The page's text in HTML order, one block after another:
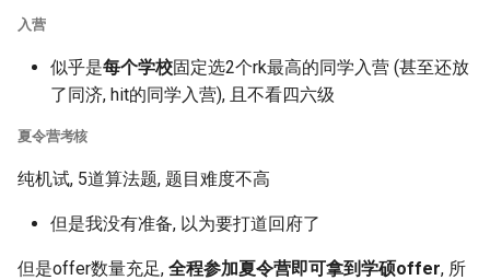
入营
似乎是每个学校固定选2个rk最高的同学入营 (甚至还放
了同济, hit的同学入营), 且不看四六级
夏令营考核
纯机试, 5道算法题, 题目难度不高
但是我没有准备, 以为要打道回府了
但是offer数量充足, 全程参加夏令营即可拿到学硕offer, 所